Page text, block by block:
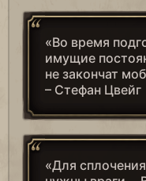
«Во время
имущие
не закончат
– Стефан Цвейг
«Для